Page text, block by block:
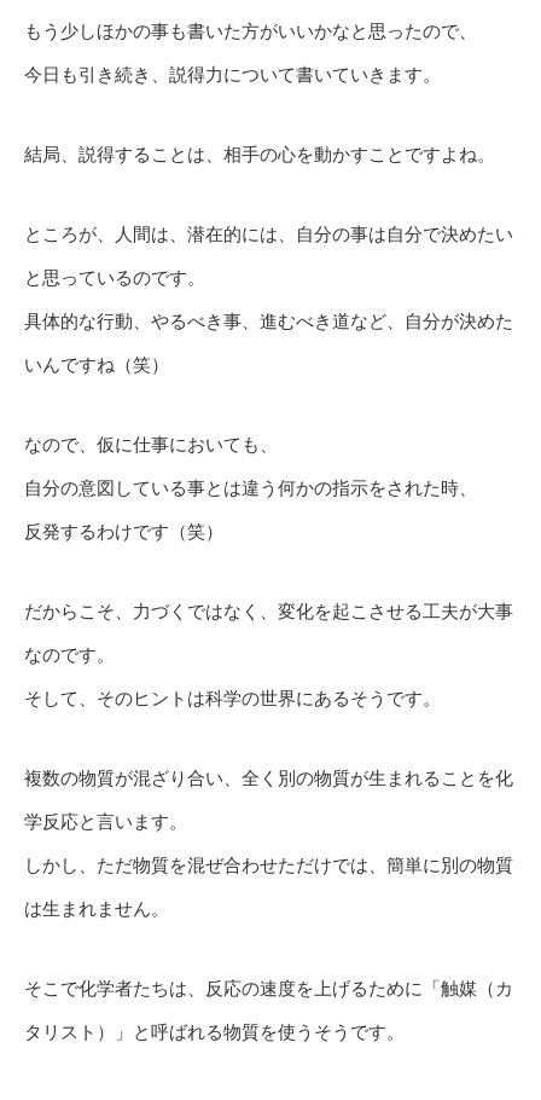
もう少しほかの事も書いた方がいいかなと思ったので、
今日も引き続き、説得力について書いていきます。
結局、説得することは、相手の心を動かすことですよね。
ところが、人間は、潜在的には、自分の事は自分で決めたい
と思っているのです。
具体的な行動、やるべき事、進むべき道など、自分が決めた
いんですね（笑）
なので、仮に仕事においても、
自分の意図している事とは違う何かの指示をされた時、
反発するわけです（笑）
だからこそ、力づくではなく、変化を起こさせる工夫が大事
なのです。
そして、そのヒントは科学の世界にあるそうです。
複数の物質が混ざり合い、全く別の物質が生まれることを化
学反応と言います。
しかし、ただ物質を混ぜ合わせただけでは、簡単に別の物質
は生まれません。
そこで化学者たちは、反応の速度を上げるために「触媒（カ
タリスト）」と呼ばれる物質を使うそうです。